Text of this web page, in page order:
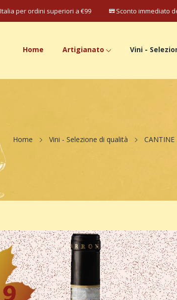
per ordini superiori a €99 Sconto immediato
Home Artigianato Vini -
Home Vini - Selezione di qualità CANTINE